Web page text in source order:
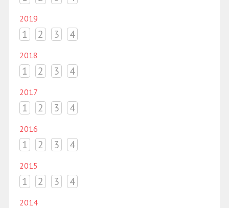
2019
1 2 3 4
2018
1 2 3 4
2017
1 2 3 4
2016
1 2 3 4
2015
1 2 3 4
2014